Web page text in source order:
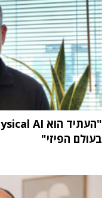
בעולם הפיזי"